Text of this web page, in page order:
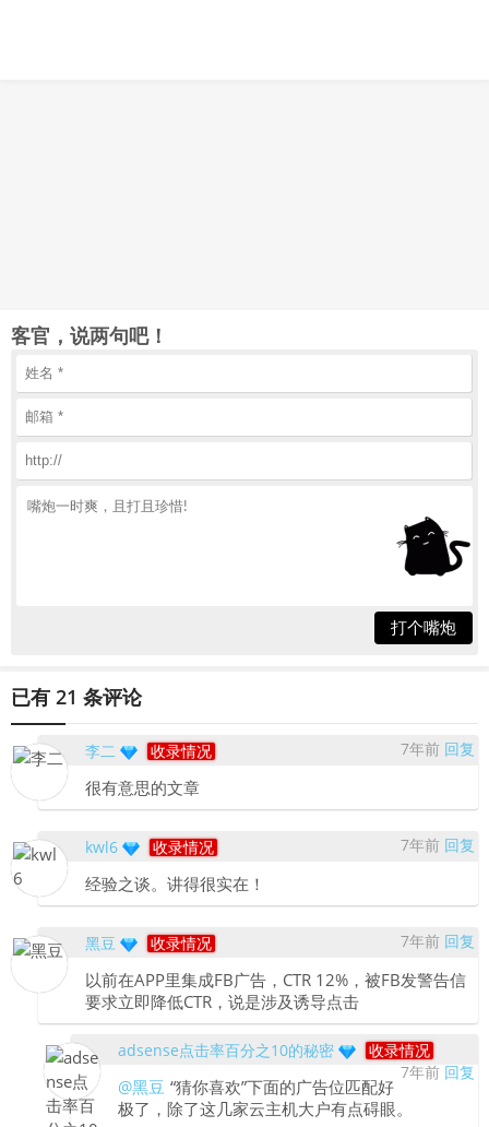
客官，说两句吧！
打个嘴炮
已有 21 条评论
李二 收录情况 7年前 回复
很有意思的文章
kwl6 收录情况 7年前 回复
经验之谈。讲得很实在！
黑豆 收录情况 7年前 回复
以前在APP里集成FB广告，CTR 12%，被FB发警告信
要求立即降低CTR，说是涉及诱导点击
adsense点击率百分之10的秘密
收录情况
7年前 回复
@黑豆 “猜你喜欢”下面的广告位匹配好
极了，除了这几家云主机大户有点碍眼。